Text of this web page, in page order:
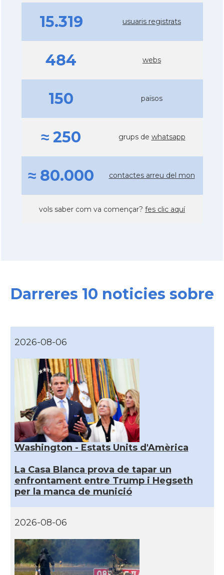
15.319 usuaris registrats
484 webs
150 països
≈ 250 grups de whatsapp
≈ 80.000 contactes arreu del mon
vols saber com va començar? fes clic aquí
Darreres 10 noticies sobre
2026-08-06
Washington - Estats Units d'Amèrica
La Casa Blanca prova de tapar un
enfrontament entre Trump i Hegseth
per la manca de munició
2026-08-06